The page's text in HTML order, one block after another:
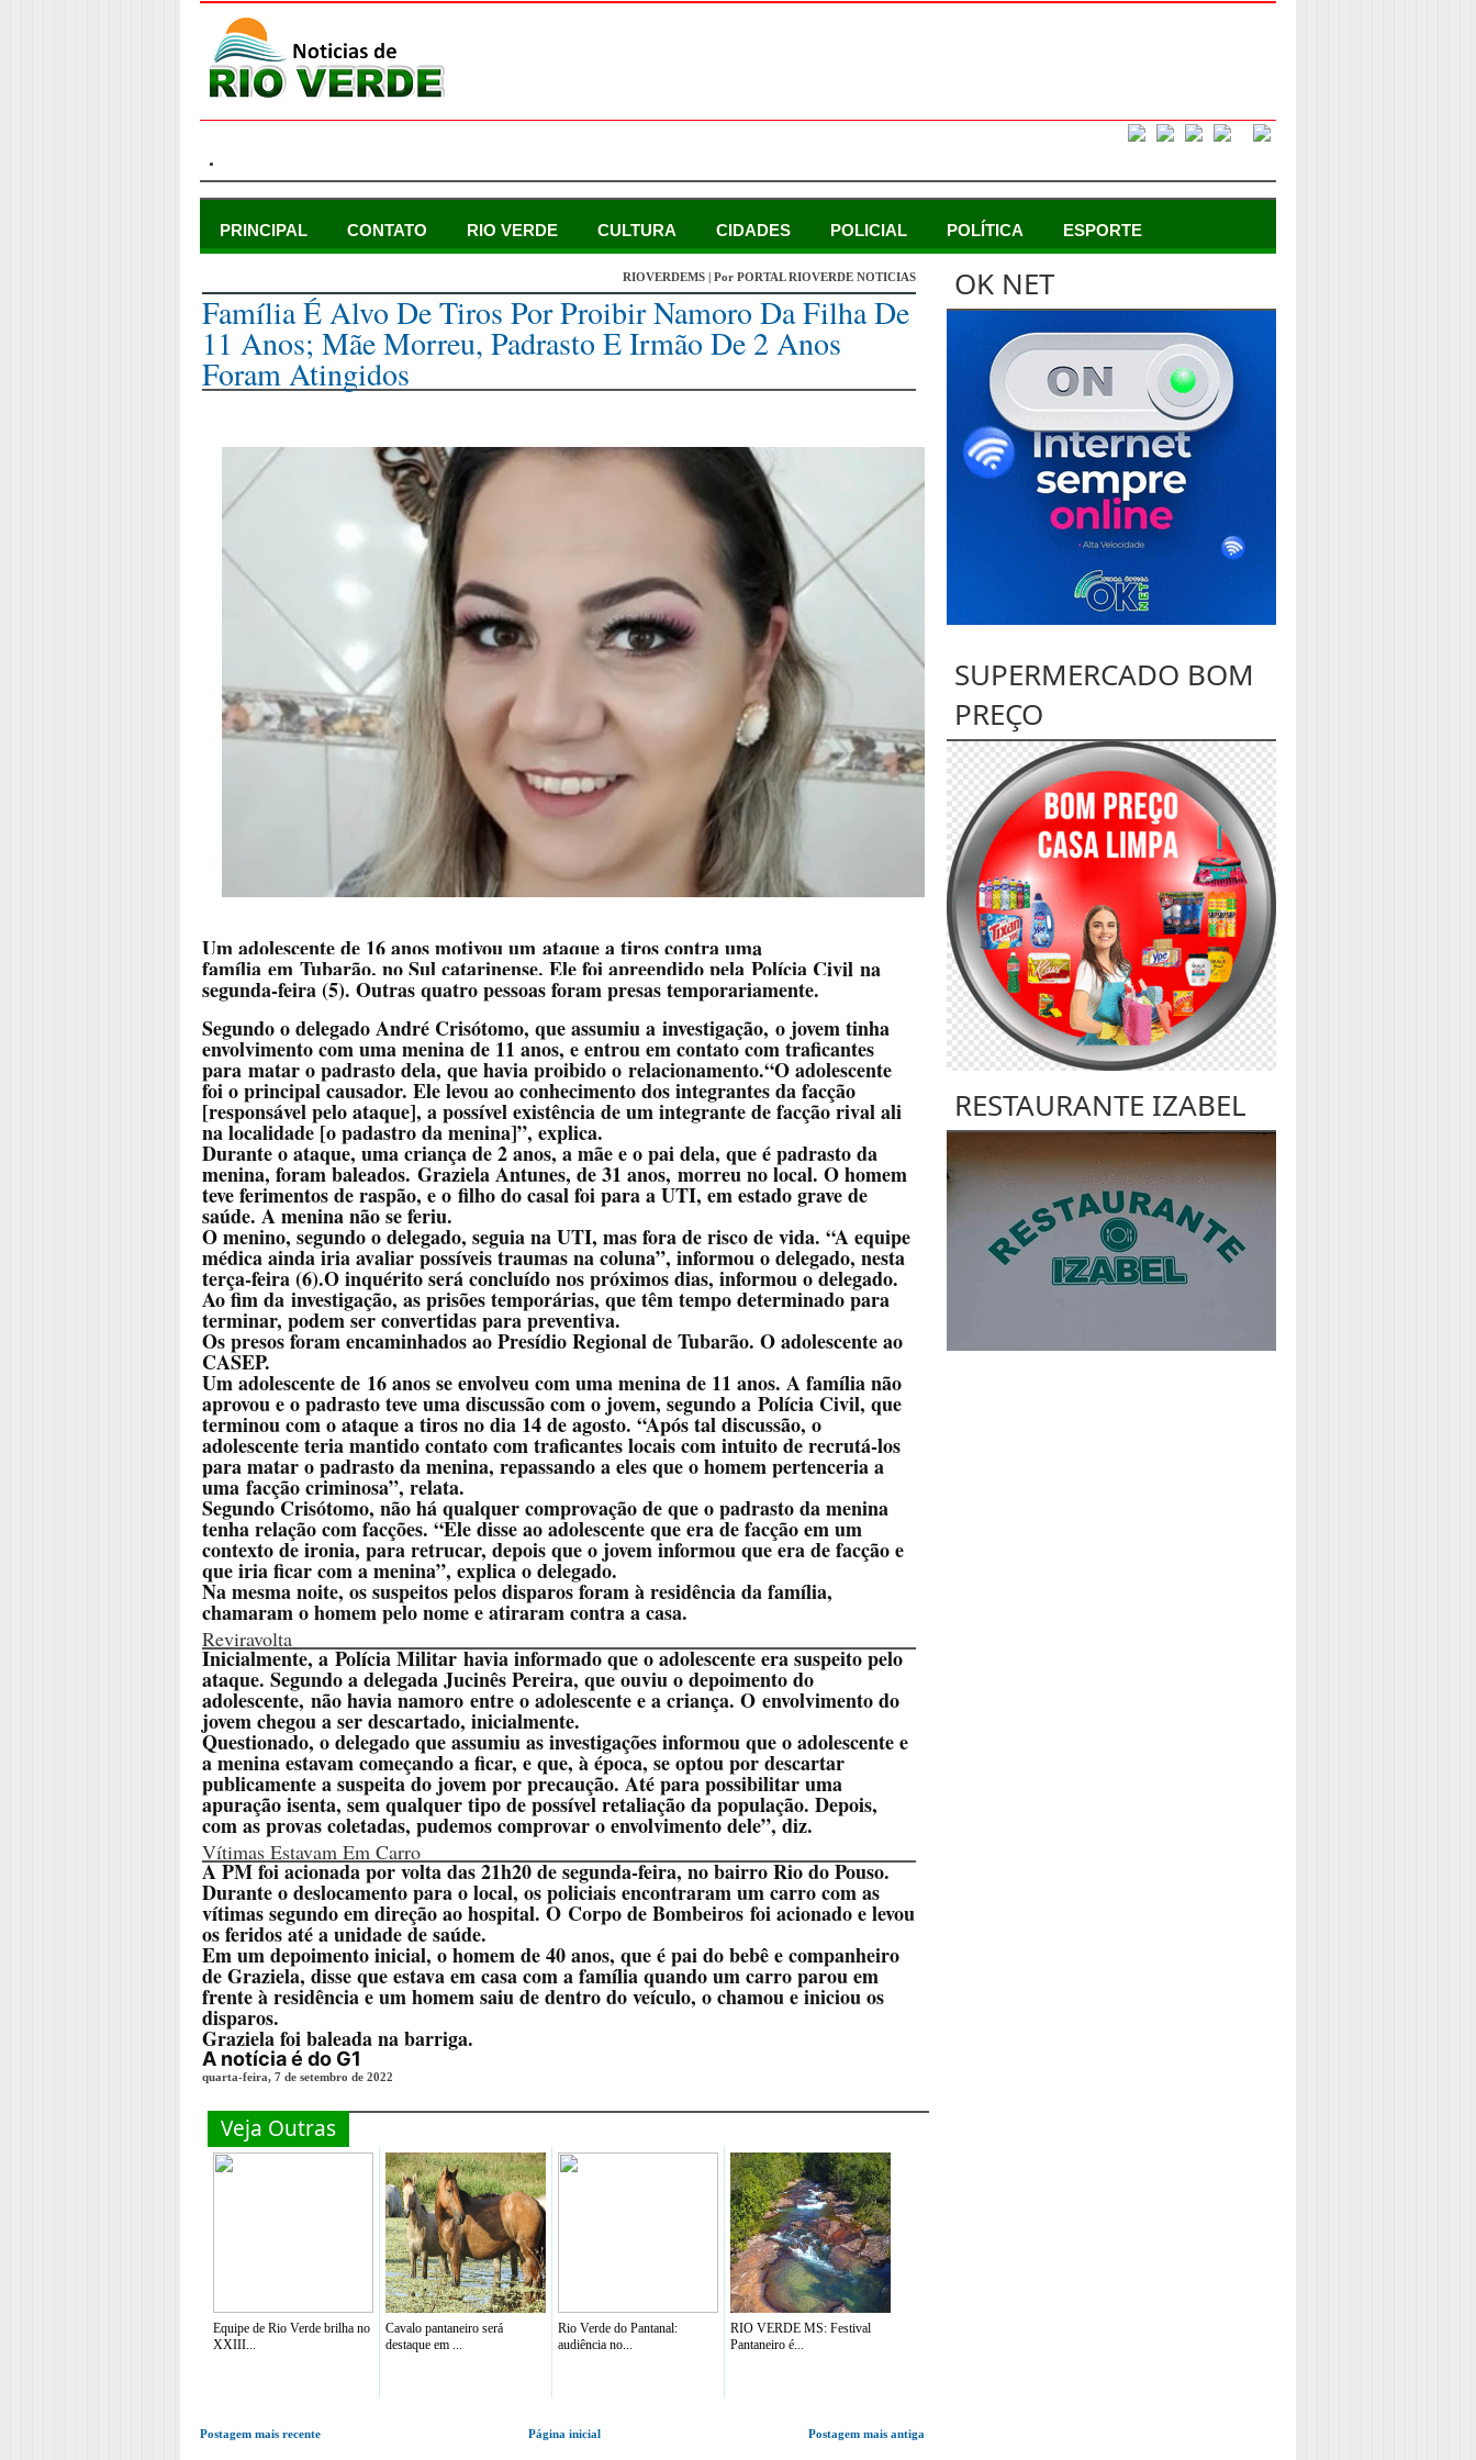
.
PRINCIPAL CONTATO RIO VERDE CULTURA CIDADES POLICIAL POLÍTICA ESPORTE
RIOVERDEMS | Por PORTAL RIOVERDE NOTICIAS
Família É Alvo De Tiros Por Proibir Namoro Da Filha De
11 Anos; Mãe Morreu, Padrasto E Irmão De 2 Anos
Foram Atingidos
Um adolescente de 16 anos motivou um ataque a tiros contra uma
família em Tubarão, no Sul catarinense. Ele foi apreendido pela Polícia Civil na
segunda-feira (5). Outras quatro pessoas foram presas temporariamente.
Segundo o delegado André Crisótomo, que assumiu a investigação, o jovem tinha
envolvimento com uma menina de 11 anos, e entrou em contato com traficantes
para matar o padrasto dela, que havia proibido o relacionamento.“O adolescente
foi o principal causador. Ele levou ao conhecimento dos integrantes da facção
[responsável pelo ataque], a possível existência de um integrante de facção rival ali
na localidade [o padastro da menina]”, explica.
Durante o ataque, uma criança de 2 anos, a mãe e o pai dela, que é padrasto da
menina, foram baleados. Graziela Antunes, de 31 anos, morreu no local. O homem
teve ferimentos de raspão, e o filho do casal foi para a UTI, em estado grave de
saúde. A menina não se feriu.
O menino, segundo o delegado, seguia na UTI, mas fora de risco de vida. “A equipe
médica ainda iria avaliar possíveis traumas na coluna”, informou o delegado, nesta
terça-feira (6).O inquérito será concluído nos próximos dias, informou o delegado.
Ao fim da investigação, as prisões temporárias, que têm tempo determinado para
terminar, podem ser convertidas para preventiva.
Os presos foram encaminhados ao Presídio Regional de Tubarão. O adolescente ao
CASEP.
Um adolescente de 16 anos se envolveu com uma menina de 11 anos. A família não
aprovou e o padrasto teve uma discussão com o jovem, segundo a Polícia Civil, que
terminou com o ataque a tiros no dia 14 de agosto. “Após tal discussão, o
adolescente teria mantido contato com traficantes locais com intuito de recrutá-los
para matar o padrasto da menina, repassando a eles que o homem pertenceria a
uma facção criminosa”, relata.
Segundo Crisótomo, não há qualquer comprovação de que o padrasto da menina
tenha relação com facções. “Ele disse ao adolescente que era de facção em um
contexto de ironia, para retrucar, depois que o jovem informou que era de facção e
que iria ficar com a menina”, explica o delegado.
Na mesma noite, os suspeitos pelos disparos foram à residência da família,
chamaram o homem pelo nome e atiraram contra a casa.
Reviravolta
Inicialmente, a Polícia Militar havia informado que o adolescente era suspeito pelo
ataque. Segundo a delegada Jucinês Pereira, que ouviu o depoimento do
adolescente, não havia namoro entre o adolescente e a criança. O envolvimento do
jovem chegou a ser descartado, inicialmente.
Questionado, o delegado que assumiu as investigações informou que o adolescente e
a menina estavam começando a ficar, e que, à época, se optou por descartar
publicamente a suspeita do jovem por precaução. Até para possibilitar uma
apuração isenta, sem qualquer tipo de possível retaliação da população. Depois,
com as provas coletadas, pudemos comprovar o envolvimento dele”, diz.
Vítimas Estavam Em Carro
A PM foi acionada por volta das 21h20 de segunda-feira, no bairro Rio do Pouso.
Durante o deslocamento para o local, os policiais encontraram um carro com as
vítimas segundo em direção ao hospital. O Corpo de Bombeiros foi acionado e levou
os feridos até a unidade de saúde.
Em um depoimento inicial, o homem de 40 anos, que é pai do bebê e companheiro
de Graziela, disse que estava em casa com a família quando um carro parou em
frente à residência e um homem saiu de dentro do veículo, o chamou e iniciou os
disparos.
Graziela foi baleada na barriga.
A notícia é do G1
quarta-feira, 7 de setembro de 2022
Veja Outras
Equipe de Rio Verde brilha no
XXIII...
Cavalo pantaneiro será
destaque em ...
Rio Verde do Pantanal:
audiência no...
RIO VERDE MS: Festival
Pantaneiro é...
Postagem mais recente Postagem mais antiga
Página inicial
OK NET
SUPERMERCADO BOM
PREÇO
RESTAURANTE IZABEL